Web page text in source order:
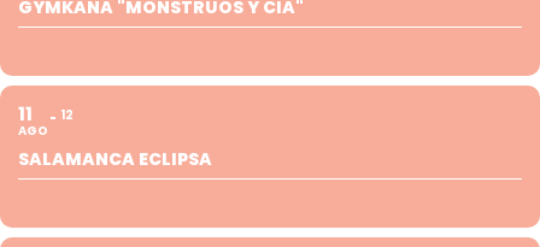
GYMKANA "MONSTRUOS Y CIA"
11
AGO
12
SALAMANCA ECLIPSA